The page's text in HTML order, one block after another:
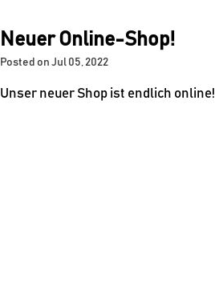
Neuer Online-Shop!
Posted on Jul 05, 2022
Unser neuer Shop ist endlich online!